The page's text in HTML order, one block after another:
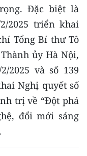
Đặc biệt là
2025 triển khai
Tổng Bí thư Tô
ủy Hà Nội,
2025 và số 139
Nghị quyết số
trị về “Đột phá
đổi mới sáng